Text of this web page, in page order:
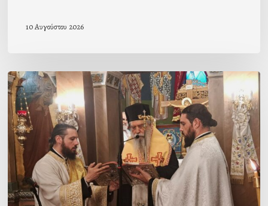
10 Αυγούστου 2026
Ιερά
Παράκληση
στον
Ι.Ν.
Κοιμήσεως
της
Θεοτόκου